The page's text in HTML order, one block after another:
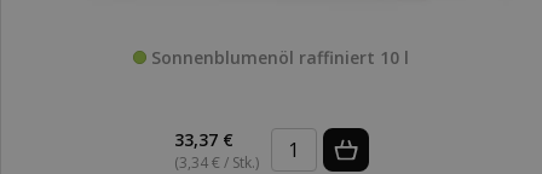
Sonnenblumenöl raffiniert 10 l
33,37 €
(3,34 € / Stk.)